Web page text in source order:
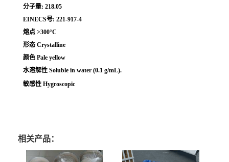
分子量: 218.05
EINECS号: 221-917-4
熔点 >300°C
形态 Crystalline
颜色 Pale yellow
水溶解性 Soluble in water (0.1 g/mL).
敏感性 Hygroscopic
相关产品：